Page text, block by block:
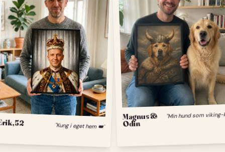
52 "Kung i eget hem 👑"
Magnus &
Odin